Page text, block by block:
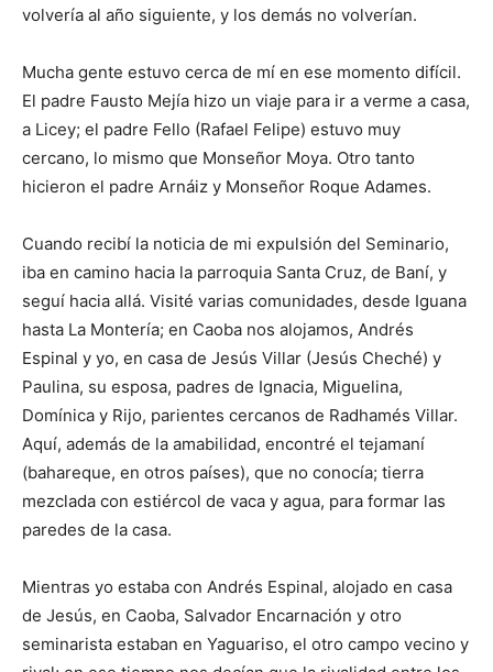
volvería al año siguiente, y los demás no volverían.
Mucha gente estuvo cer­ca de mí en ese momento difícil.
El padre Fausto Me­jía hizo un viaje para ir a verme a casa,
a Licey; el padre Fello (Rafael Felipe) estuvo muy
cercano, lo mis­mo que Monseñor Moya. Otro tanto
hicieron el padre Arnáiz y Monseñor Roque Adames.
Cuando recibí la noticia de mi expulsión del Semi­nario,
iba en camino hacia la parroquia Santa Cruz, de Baní, y
seguí hacia allá. Visité varias comunidades, desde Iguana
hasta La Mon­tería; en Caoba nos aloja­mos, Andrés
Espinal y yo, en casa de Jesús Villar (Jesús Cheché) y
Paulina, su esposa, padres de Ignacia, Miguelina,
Domínica y Rijo, parientes cercanos de Ra­dhamés Villar.
Aquí, ade­más de la amabilidad, en­contré el tejamaní
(bahare­que, en otros países), que no conocía; tierra
mezclada con estiércol de vaca y agua, para formar las
paredes de la casa.
Mientras yo estaba con Andrés Espinal, alojado en casa
de Jesús, en Caoba, Salvador Encarnación y otro
seminarista estaban en Ya­guariso, el otro campo vecino y